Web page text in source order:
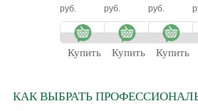
руб.
Купить
руб.
Купить
волос
руб.
Купить
КАК ВЫБРАТЬ